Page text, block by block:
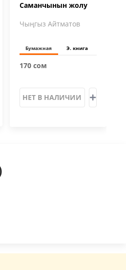
Саманчынын жолу
Чыңгыз Айтматов
Бумажная Э. книга
170 сом
НЕТ В НАЛИЧИИ